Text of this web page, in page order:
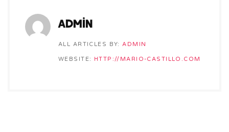
admin
ALL ARTICLES BY: ADMIN
WEBSITE: HTTP://MARIO-CASTILLO.COM